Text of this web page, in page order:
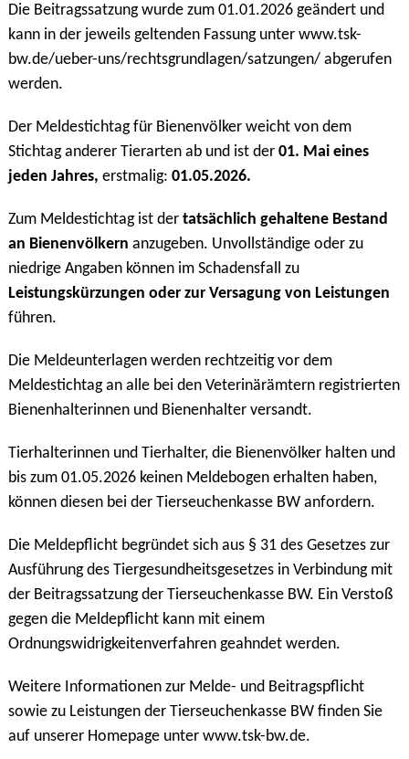
Die Beitragssatzung wurde zum 01.01.2026 geändert und
kann in der jeweils geltenden Fassung unter www.tsk-
bw.de/ueber-uns/rechtsgrundlagen/satzungen/ abgerufen
werden.
Der Meldestichtag für Bienenvölker weicht von dem
Stichtag anderer Tierarten ab und ist der 01. Mai eines
jeden Jahres, erstmalig: 01.05.2026.
Zum Meldestichtag ist der tatsächlich gehaltene Bestand
an Bienenvölkern anzugeben. Unvollständige oder zu
niedrige Angaben können im Schadensfall zu
Leistungskürzungen oder zur Versagung von Leistungen
führen.
Die Meldeunterlagen werden rechtzeitig vor dem
Meldestichtag an alle bei den Veterinärämtern registrierten
Bienenhalterinnen und Bienenhalter versandt.
Tierhalterinnen und Tierhalter, die Bienenvölker halten und
bis zum 01.05.2026 keinen Meldebogen erhalten haben,
können diesen bei der Tierseuchenkasse BW anfordern.
Die Meldepflicht begründet sich aus § 31 des Gesetzes zur
Ausführung des Tiergesundheitsgesetzes in Verbindung mit
der Beitragssatzung der Tierseuchenkasse BW. Ein Verstoß
gegen die Meldepflicht kann mit einem
Ordnungswidrigkeitenverfahren geahndet werden.
Weitere Informationen zur Melde- und Beitragspflicht
sowie zu Leistungen der Tierseuchenkasse BW finden Sie
auf unserer Homepage unter www.tsk-bw.de.